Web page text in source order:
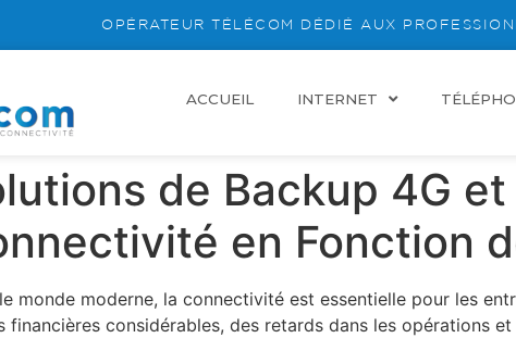
OPÉRATEUR TÉLÉCOM DÉDIÉ AUX
ACCUEIL INTERNET
de Backup 4G
en Fonction
monde moderne, la connectivité est essentielle pour les
financières considérables, des retards dans les opérations